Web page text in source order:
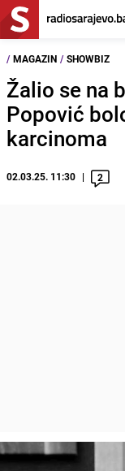
/ MAGAZIN / SHOWBIZ
Žalio se na
Popović
karcinoma
02.03.25. 11:30 2